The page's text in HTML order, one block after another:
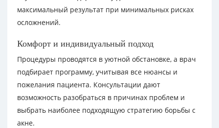
максимальный результат при минимальных рисках
осложнений.
Комфорт и индивидуальный подход
Процедуры проводятся в уютной обстановке, а врач
подбирает программу, учитывая все нюансы и
пожелания пациента. Консультации дают
возможность разобраться в причинах проблем и
выбрать наиболее подходящую стратегию борьбы с
акне.